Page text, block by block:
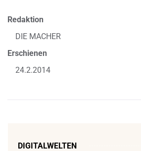
Redaktion
DIE MACHER
Erschienen
24.2.2014
DIGITALWELTEN